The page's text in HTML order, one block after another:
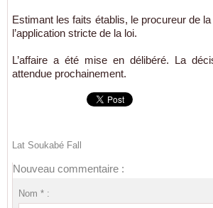
Estimant les faits établis, le procureur de
l’application stricte de la loi.
L’affaire a été mise en délibéré. La
attendue prochainement.
Lat Soukabé Fall
Nouveau commentaire :
Nom * :